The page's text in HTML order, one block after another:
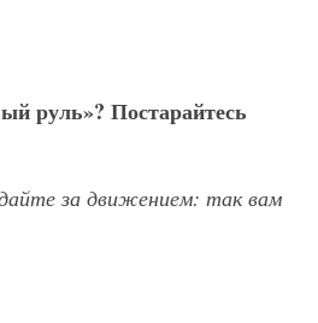
руль»? Постарайтесь
за движением: так вам